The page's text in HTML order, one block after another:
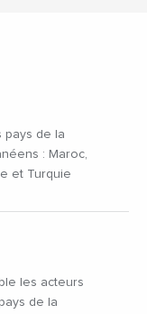
pays de la
: Maroc,
et Turquie
les acteurs
de la